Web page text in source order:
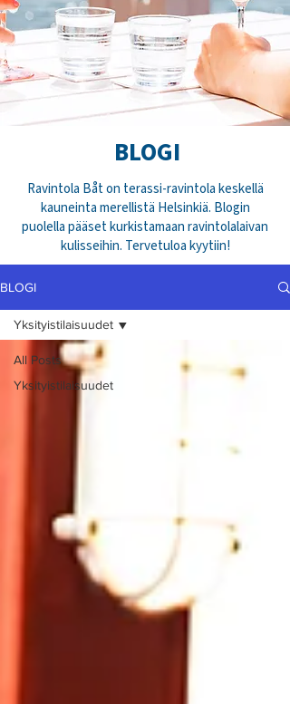
BLOGI
Ravintola Båt on terassi-ravintola keskellä
kauneinta merellistä Helsinkiä. Blogin
puolella pääset kurkistamaan ravintolalaivan
kulisseihin. Tervetuloa kyytiin!
BLOGI
All Posts
Yksityistilaisuudet
Yksityistilaisuudet